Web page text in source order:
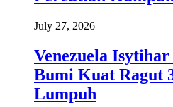
July 27, 2026
Venezuela
Bumi Kuat Ragut
Lumpuh